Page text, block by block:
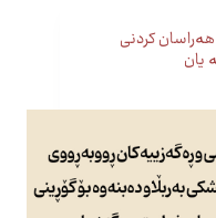
کردنی
یان